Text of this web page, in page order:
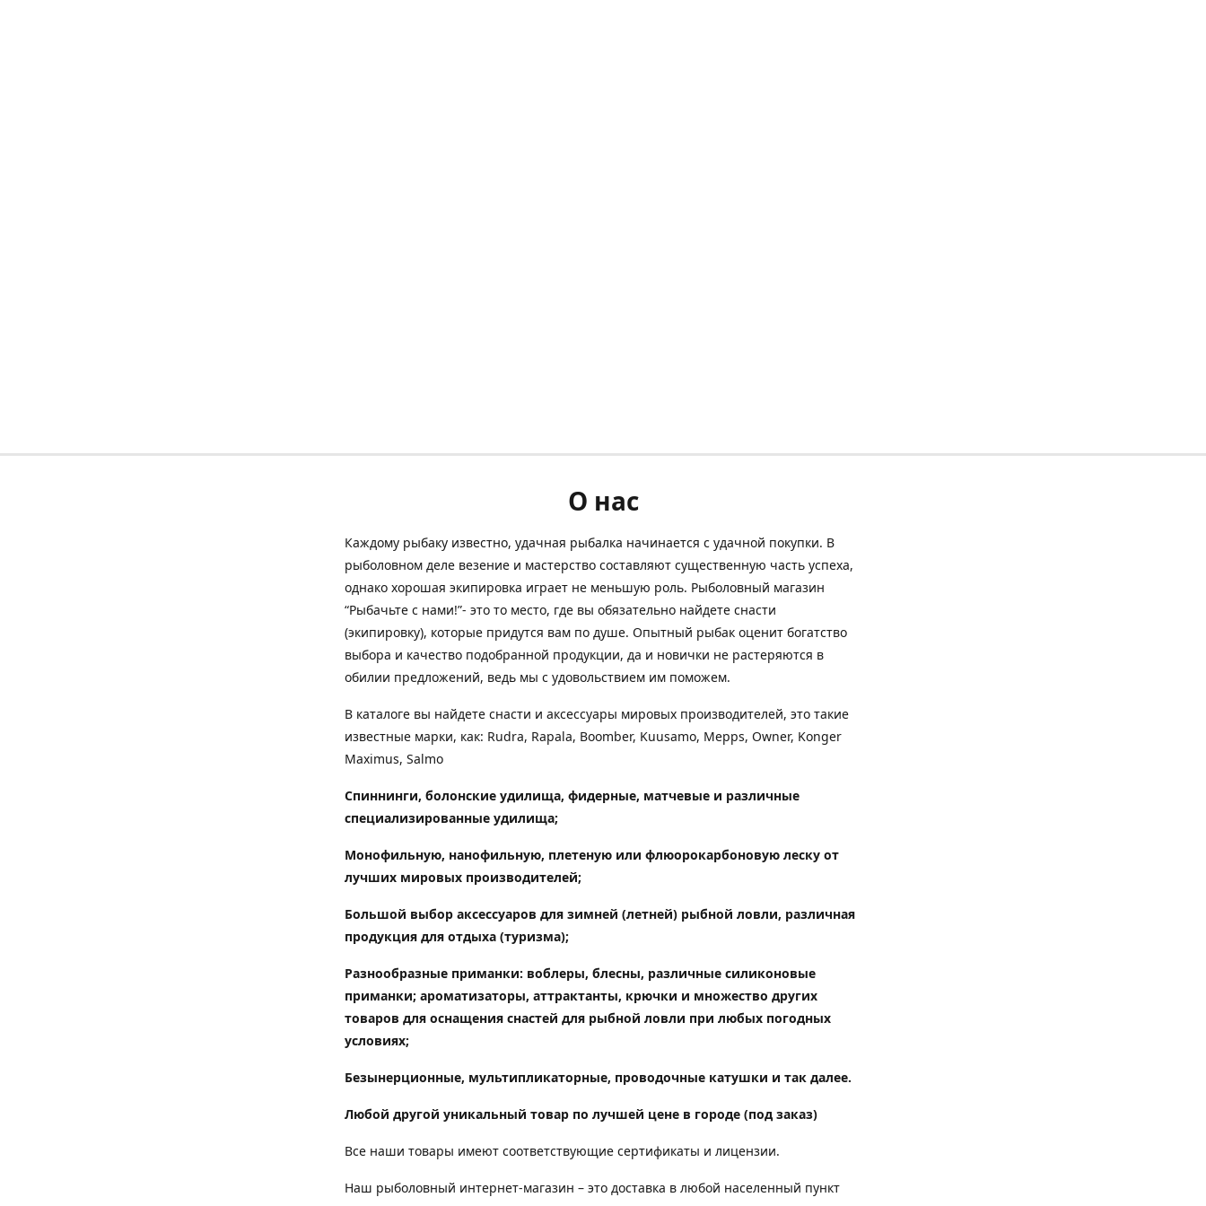
О нас
Каждому рыбаку известно, удачная рыбалка начинается с удачной покупки. В
рыболовном деле везение и мастерство составляют существенную часть успеха,
однако хорошая экипировка играет не меньшую роль. Рыболовный магазин
“Рыбачьте с нами!”- это то место, где вы обязательно найдете снасти
(экипировку), которые придутся вам по душе. Опытный рыбак оценит богатство
выбора и качество подобранной продукции, да и новички не растеряются в
обилии предложений, ведь мы с удовольствием им поможем.
В каталоге вы найдете снасти и аксессуары мировых производителей, это такие
известные марки, как: Rudra, Rapala, Boomber, Kuusamo, Mepps, Owner, Konger
Maximus, Salmo
Спиннинги, болонские удилища, фидерные, матчевые и различные
специализированные удилища;
Монофильную, нанофильную, плетеную или флюорокарбоновую леску от
лучших мировых производителей;
Большой выбор аксессуаров для зимней (летней) рыбной ловли, различная
продукция для отдыха (туризма);
Разнообразные приманки: воблеры, блесны, различные силиконовые
приманки; ароматизаторы, аттрактанты, крючки и множество других
товаров для оснащения снастей для рыбной ловли при любых погодных
условиях;
Безынерционные, мультипликаторные, проводочные катушки и так далее.
Любой другой уникальный товар по лучшей цене в городе (под заказ)
Все наши товары имеют соответствующие сертификаты и лицензии.
Наш рыболовный интернет-магазин – это доставка в любой населенный пункт